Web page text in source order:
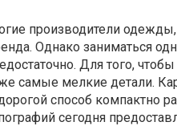
производители
Однако заниматься
Для того,
самые мелкие детали.
способ компактно
сегодня